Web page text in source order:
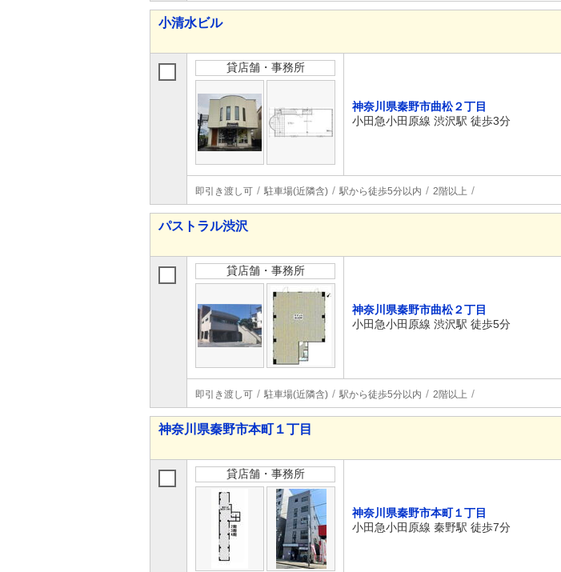
小清水ビル
貸店舗・事務所
神奈川県秦野市曲松２丁目
小田急小田原線 渋沢駅 徒歩3分
即引き渡し可 駐車場(近隣含) 駅から徒歩5分以内 2階以上
パストラル渋沢
貸店舗・事務所
神奈川県秦野市曲松２丁目
小田急小田原線 渋沢駅 徒歩5分
即引き渡し可 駐車場(近隣含) 駅から徒歩5分以内 2階以上
神奈川県秦野市本町１丁目
貸店舗・事務所
神奈川県秦野市本町１丁目
小田急小田原線 秦野駅 徒歩7分